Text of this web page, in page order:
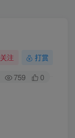
关注 打赏
759 0